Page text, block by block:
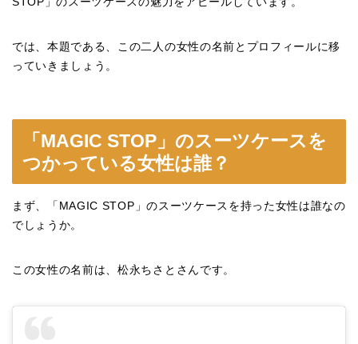
では、本題である、この二人の女性の名前とプロフィールに移
っていきましょう。
「MAGIC STOP」のスーツケースを
つかっている女性は誰？
まず、「MAGIC STOP」のスーツケースを持った女性は誰なの
でしょうか。
この女性の名前は、松永ちさとさんです。